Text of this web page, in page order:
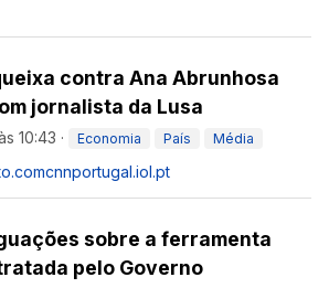
contra Ana Abrunhosa
jornalista da Lusa
10:43 · Economia País Média
cnnportugal.iol.pt
sobre a ferramenta
pelo Governo